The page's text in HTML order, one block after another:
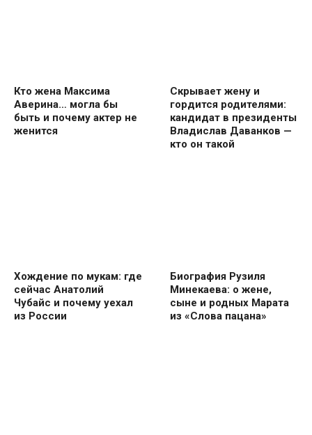
Кто жена Максима
Аверина… могла бы
быть и почему актер не
женится
Скрывает жену и
гордится родителями:
кандидат в президенты
Владислав Даванков —
кто он такой
Хождение по мукам: где
сейчас Анатолий
Чубайс и почему уехал
из России
Биография Рузиля
Минекаева: о жене,
сыне и родных Марата
из «Слова пацана»